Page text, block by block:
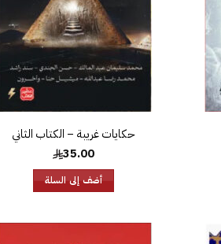
حكايات غريبة – الكتاب الثاني
35.00
أضف إلى السلة